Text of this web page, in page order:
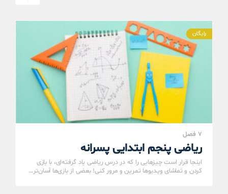
رایگان
7 فصل
ریاضی پنجم ابتدایی پسرانه
اینجا قرار است چیزهایی را که در درس ریاضی یاد گرفته‌ای، با بازی
کردن و تماشای ویدیوها تمرین و مرور کنی! بعضی از بازی‌ها آسان‌تر…